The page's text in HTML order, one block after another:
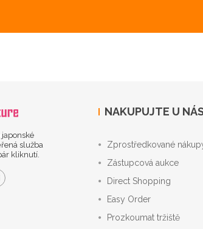
služba
kliknutí.
NAKUPUJTE U
Zprostředkované
Zástupcová aukce
Direct Shopping
Easy Order
Prozkoumat tržiště